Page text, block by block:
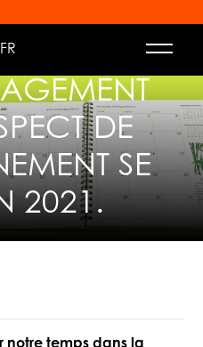
FR
DE
SE
2021.
notre temps dans la